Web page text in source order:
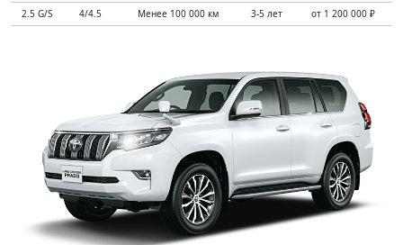
2.5 G/S
4/4.5 Менее 100 000 км 3-5 лет от 1 200 000 ₽